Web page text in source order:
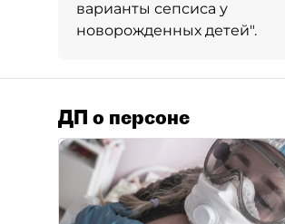
варианты сепсиса у
новорожденных детей".
ДП о персоне